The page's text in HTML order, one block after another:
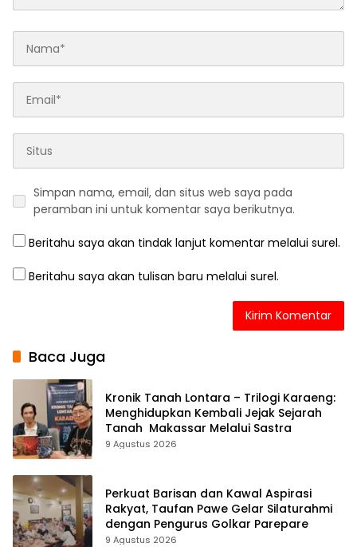
Simpan nama, email, dan situs web saya pada
peramban ini untuk komentar saya berikutnya.
Beritahu saya akan tindak lanjut komentar melalui surel.
Beritahu saya akan tulisan baru melalui surel.
Baca Juga
Kronik Tanah Lontara – Trilogi Karaeng:
Menghidupkan Kembali Jejak Sejarah
Tanah Makassar Melalui Sastra
9 Agustus 2026
Perkuat Barisan dan Kawal Aspirasi
Rakyat, Taufan Pawe Gelar Silaturahmi
dengan Pengurus Golkar Parepare
9 Agustus 2026